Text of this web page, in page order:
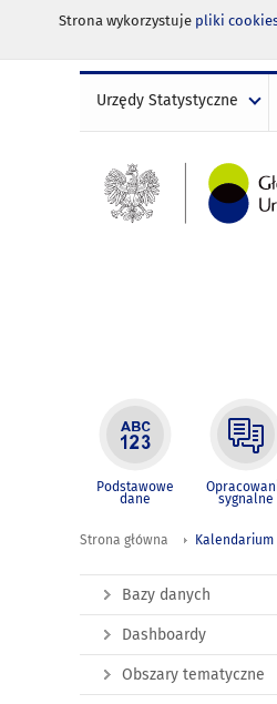
Strona wykorzystuje pliki
Urzędy Statystyczne
Podstawowe
dane sygnalne
Strona główna Kalendarium
Bazy danych
Dashboardy
Obszary tematyczne